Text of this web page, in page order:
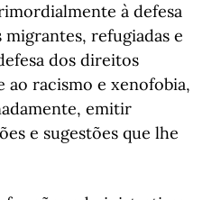
à defesa
refugiadas e
dos direitos
ao racismo e xenofobia,
emitir
e sugestões que lhe